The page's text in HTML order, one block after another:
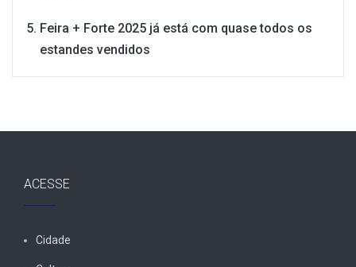
Feira + Forte 2025 já está com quase todos os
estandes vendidos
ACESSE
Cidade